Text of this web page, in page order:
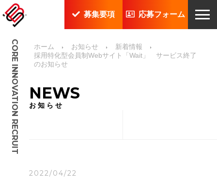
募集要項 応募フォーム
CORE INNOVATION RECRUIT NEWS
お知らせ
ホーム お知らせ
新着情報
採用特化型会員制Webサイト「Wait」 サービス終了
のお知らせ
2022/04/22